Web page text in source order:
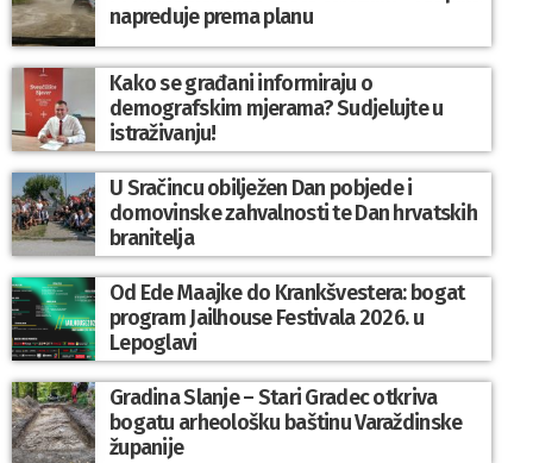
napreduje prema planu
Kako se građani informiraju o
demografskim mjerama? Sudjelujte u
istraživanju!
U Sračincu obilježen Dan pobjede i
domovinske zahvalnosti te Dan hrvatskih
branitelja
Od Ede Maajke do Krankšvestera: bogat
program Jailhouse Festivala 2026. u
Lepoglavi
Gradina Slanje – Stari Gradec otkriva
bogatu arheološku baštinu Varaždinske
županije